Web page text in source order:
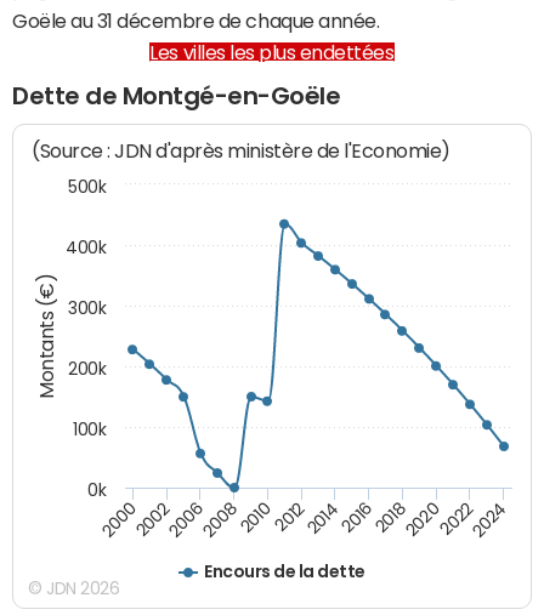
Goële au 31 décembre de chaque année.
Les villes les plus endettées
Dette de Montgé-en-Goële
Montants (€)
(Source : JDN d'après ministère de l'Economie)
Encours de la dette
200020022006200820102012201420162018202020222024
0k
100k
200k
300k
400k
500k
© JDN 2026